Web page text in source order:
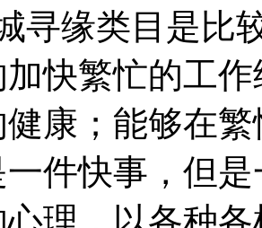
寻缘类目是比
快繁忙的工
康；能够在
件快事，但
理，以各种